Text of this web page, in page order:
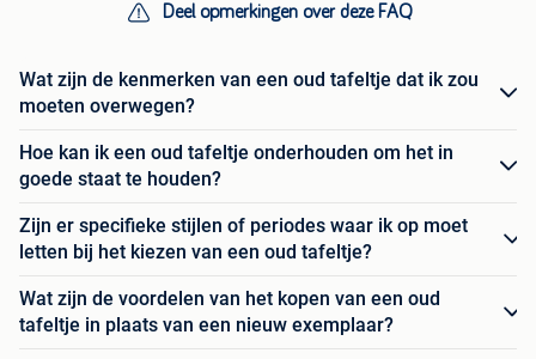
Deel opmerkingen over deze FAQ
Wat zijn de kenmerken van een oud tafeltje dat ik zou
moeten overwegen?
Hoe kan ik een oud tafeltje onderhouden om het in
goede staat te houden?
Zijn er specifieke stijlen of periodes waar ik op moet
letten bij het kiezen van een oud tafeltje?
Wat zijn de voordelen van het kopen van een oud
tafeltje in plaats van een nieuw exemplaar?